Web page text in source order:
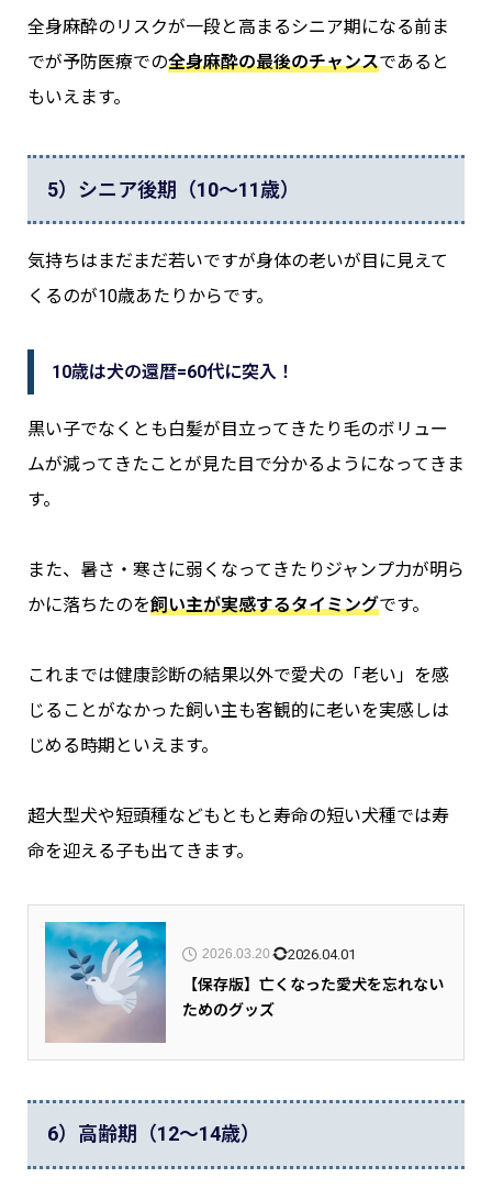
全身麻酔のリスクが一段と高まるシニア期になる前ま
でが予防医療での全身麻酔の最後のチャンスであると
もいえます。
5）シニア後期（10～11歳）
気持ちはまだまだ若いですが身体の老いが目に見えて
くるのが10歳あたりからです。
10歳は犬の還暦=60代に突入！
黒い子でなくとも白髪が目立ってきたり毛のボリュー
ムが減ってきたことが見た目で分かるようになってきま
す。
また、暑さ・寒さに弱くなってきたりジャンプ力が明ら
かに落ちたのを飼い主が実感するタイミングです。
これまでは健康診断の結果以外で愛犬の「老い」を感
じることがなかった飼い主も客観的に老いを実感しは
じめる時期といえます。
超大型犬や短頭種などもともと寿命の短い犬種では寿
命を迎える子も出てきます。
2026.03.20 2026.04.01
【保存版】亡くなった愛犬を忘れない
ためのグッズ
6）高齢期（12〜14歳）